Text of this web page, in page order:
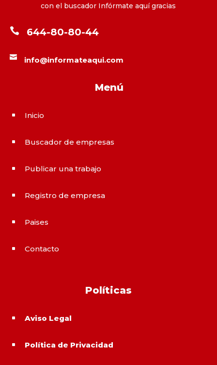
con el buscador Infórmate aquí gracias
 644-80-80-44
 info@informateaqui.com
Menú
^ Inicio
^ Buscador de empresas
^ Publicar una trabajo
^ Registro de empresa
^ Paises
^ Contacto
Políticas
^ Aviso Legal
^ Política de Privacidad